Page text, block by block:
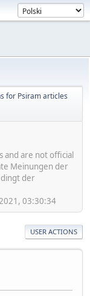
for Psiram articles
and are not official
Meinungen der
der
03:30:34
USER ACTIONS